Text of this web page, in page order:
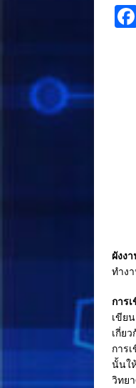
ผังง
ทำง
การ
เขีย
เกี่ย
การ
นั้นใ
วิทย